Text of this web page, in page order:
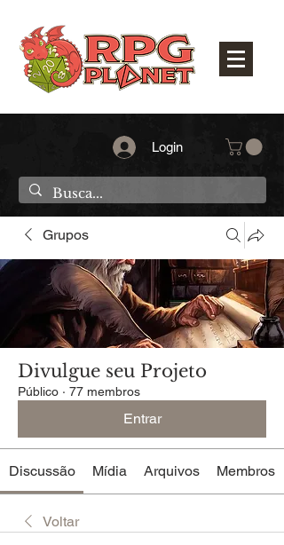
Login
Grupos
Divulgue seu Projeto
Público · 77 membros
Entrar
Discussão Mídia Arquivos Membros
Voltar